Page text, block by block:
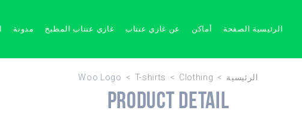
الرئيسية الصفحة أماكن عن غازي عنتاب غازي عنتاب المطبخ مدونة
الرئيسية Clothing
T-shirts
Woo Logo
Product Detail